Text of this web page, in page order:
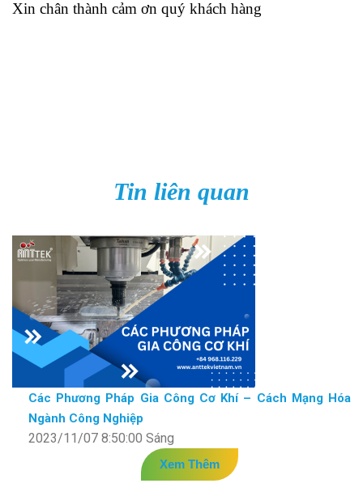
Xin chân thành cảm ơn quý khách hàng
Tin liên quan
Các Phương Pháp Gia Công Cơ Khí – Cách Mạng Hóa
Ngành Công Nghiệp
2023/11/07 8:50:00 Sáng
Xem Thêm